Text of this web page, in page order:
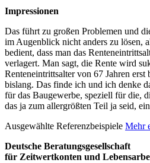
Impressionen
Das führt zu großen Problemen und
im Augenblick nicht anders zu lösen,
bedient, dass man das
verlagert. Man sagt, die Rente wird
Renteneintrittsalter von 67 Jahren erst
bislang. Das finde ich und ich denke
für das Baugewerbe, speziell für die,
das ja zum allergrößten Teil ja seid,
Ausgewählte Referenzbeispiele Mehr
Deutsche Beratungsgesellschaft
für Zeitwertkonten und